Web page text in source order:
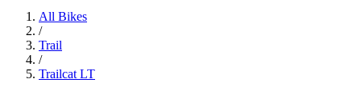
All Bikes
/
Trail
/
Trailcat LT